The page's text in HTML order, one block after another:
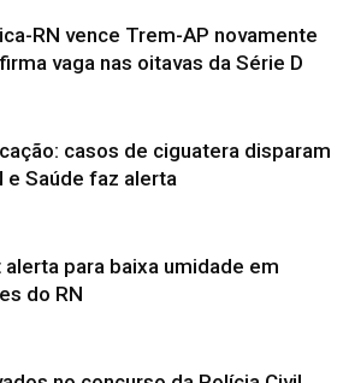
RN vence Trem-AP novamente
vaga nas oitavas da Série D
casos de ciguatera disparam
e Saúde faz alerta
alerta para baixa umidade em
do RN